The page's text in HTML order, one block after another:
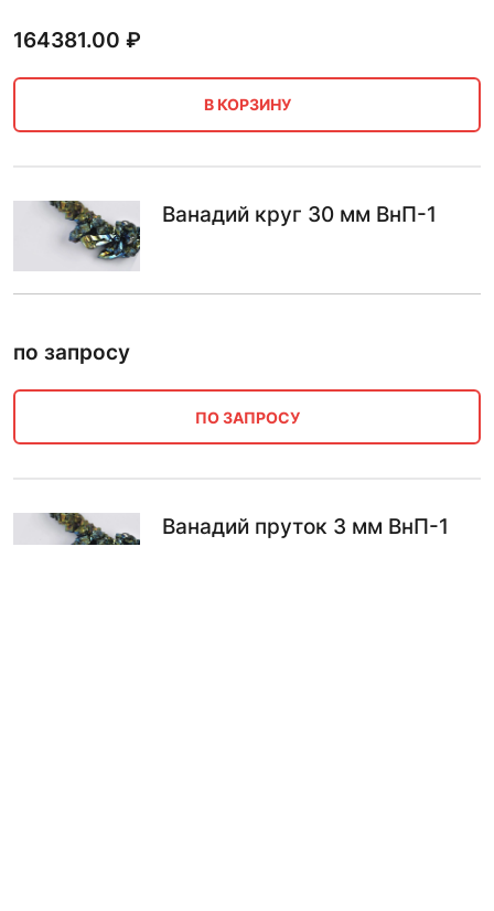
164381.00 ₽
В КОРЗИНУ
Ванадий круг 30 мм ВнП-1
по запросу
ПО ЗАПРОСУ
Ванадий пруток 3 мм ВнП-1